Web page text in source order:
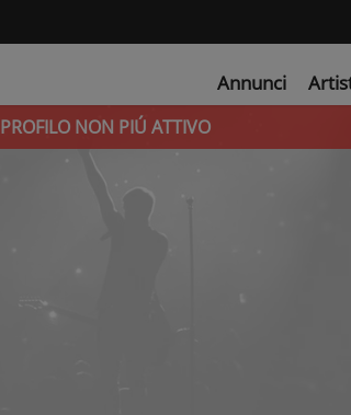
Annunci
PROFILO NON PIÚ ATTIVO